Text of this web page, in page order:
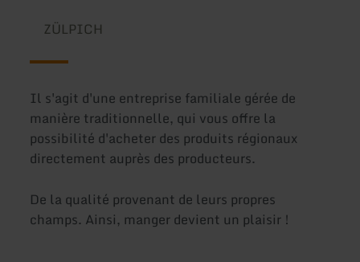
ZÜLPICH
Il s'agit d'une entreprise familiale gérée de
manière traditionnelle, qui vous offre la
possibilité d'acheter des produits régionaux
directement auprès des producteurs.
De la qualité provenant de leurs propres
champs. Ainsi, manger devient un plaisir !